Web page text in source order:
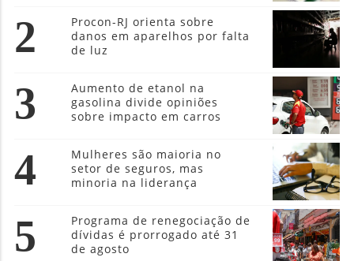
2
Procon-RJ orienta sobre
danos em aparelhos por falta
de luz
3
Aumento de etanol na
gasolina divide opiniões
sobre impacto em carros
4
Mulheres são maioria no
setor de seguros, mas
minoria na liderança
5
Programa de renegociação de
dívidas é prorrogado até 31
de agosto